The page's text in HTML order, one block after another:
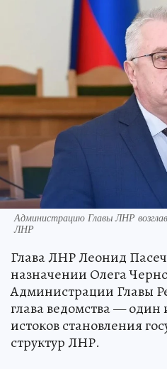
Администрацию Главы ЛНР
ЛНР
Глава ЛНР Леонид
назначении Олега
Администрации Главы
глава ведомства — один
истоков становления
структур ЛНР.